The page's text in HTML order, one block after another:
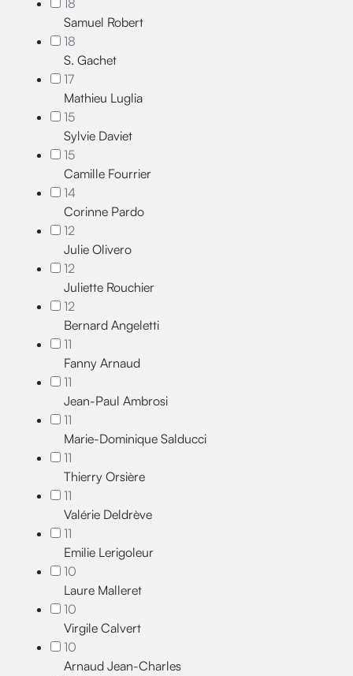
18
Samuel Robert
18
S. Gachet
17
Mathieu Luglia
15
Sylvie Daviet
15
Camille Fourrier
14
Corinne Pardo
12
Julie Olivero
12
Juliette Rouchier
12
Bernard Angeletti
11
Fanny Arnaud
11
Jean-Paul Ambrosi
11
Marie-Dominique Salducci
11
Thierry Orsière
11
Valérie Deldrève
11
Emilie Lerigoleur
10
Laure Malleret
10
Virgile Calvert
10
Arnaud Jean-Charles